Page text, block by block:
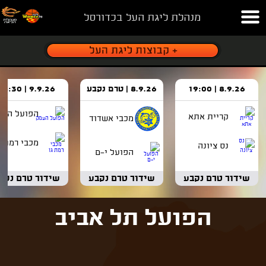
מנהלת ליגת העל בכדורסל
8.9.26 | 19:00
קריית אתא
נס ציונה
שידור טרם נקבע
8.9.26 | טרם נקבע
מכבי אשדוד
הפועל י-ם
שידור טרם נקבע
9.9.26 | 18:30
הפועל
מכבי רמת
שידור טרם
הפועל תל אביב